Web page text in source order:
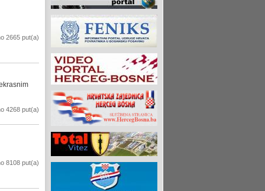
2665 put(a)
4268 put(a)
8108 put(a)